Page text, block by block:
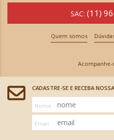
SAC: (11)
Quem somos
CADASTRE-SE E RECEBA
Nome
Email